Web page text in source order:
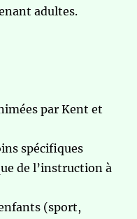
adultes.
par Kent et
spécifiques
de l’instruction à
(sport,